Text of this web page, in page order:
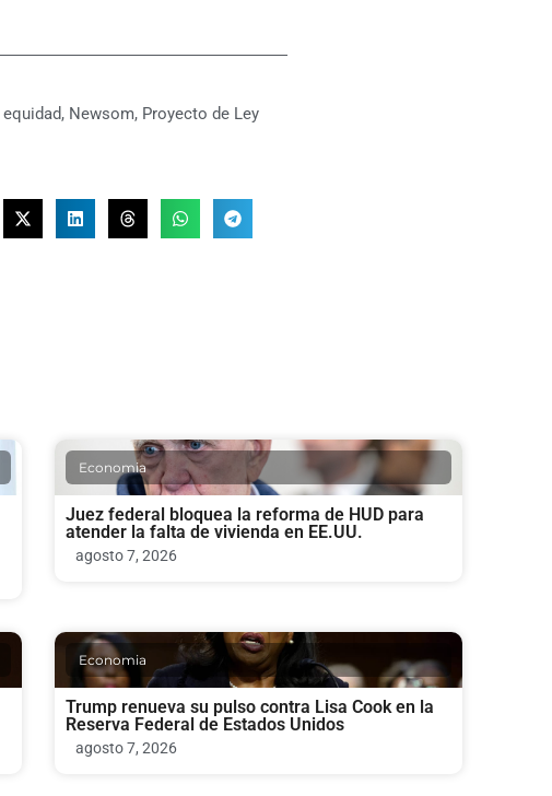
equidad, Newsom, Proyecto de Ley
Economia
Juez federal bloquea la reforma de HUD para
atender la falta de vivienda en EE.UU.
agosto 7, 2026
Economia
Trump renueva su pulso contra Lisa Cook en la
Reserva Federal de Estados Unidos
agosto 7, 2026